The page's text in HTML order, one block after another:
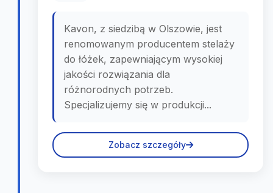
Kavon, z siedzibą w Olszowie, jest
renomowanym producentem stelaży
do łóżek, zapewniającym wysokiej
jakości rozwiązania dla
różnorodnych potrzeb.
Specjalizujemy się w produkcji...
Zobacz szczegóły